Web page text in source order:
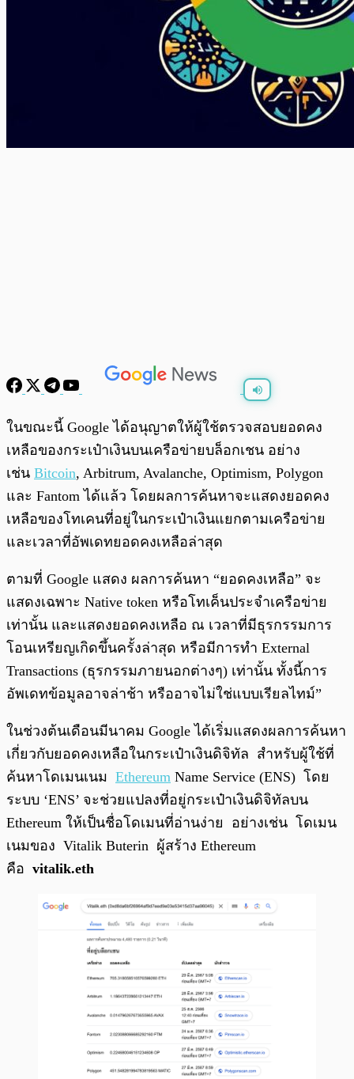
พร้อมเล่น
ในขณะนี้ Google ได้อนุญาตให้ผู้ใช้ตรวจสอบยอดคง
เหลือของกระเป๋าเงินบนเครือข่ายบล็อกเชน อย่าง
เช่น Bitcoin, Arbitrum, Avalanche, Optimism, Polygon
และ Fantom ได้แล้ว โดยผลการค้นหาจะแสดงยอดคง
เหลือของโทเคนที่อยู่ในกระเป๋าเงินแยกตามเครือข่าย
และเวลาที่อัพเดทยอดคงเหลือล่าสุด
ตามที่ Google แสดง ผลการค้นหา “ยอดคงเหลือ” จะ
แสดงเฉพาะ Native token หรือโทเค็นประจำเครือข่าย
เท่านั้น และแสดงยอดคงเหลือ ณ เวลาที่มีธุรกรรมการ
โอนเหรียญเกิดขึ้นครั้งล่าสุด หรือมีการทำ External
Transactions (ธุรกรรมภายนอกต่างๆ) เท่านั้น ทั้งนี้การ
อัพเดทข้อมูลอาจล่าช้า หรืออาจไม่ใช่แบบเรียลไทม์”
ในช่วงต้นเดือนมีนาคม Google ได้เริ่มแสดงผลการค้นหา
เกี่ยวกับยอดคงเหลือในกระเป๋าเงินดิจิทัล สำหรับผู้ใช้ที่
ค้นหาโดเมนเนม Ethereum Name Service (ENS) โดย
ระบบ ‘ENS’ จะช่วยแปลงที่อยู่กระเป๋าเงินดิจิทัลบน
Ethereum ให้เป็นชื่อโดเมนที่อ่านง่าย อย่างเช่น โดเมน
เนมของ Vitalik Buterin ผู้สร้าง Ethereum
คือ vitalik.eth